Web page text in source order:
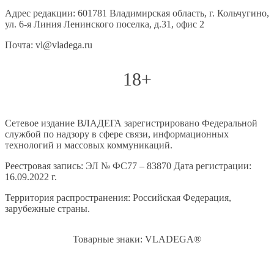
Адрес редакции: 601781 Владимирская область, г. Кольчугино,
ул. 6-я Линия Ленинского поселка, д.31, офис 2
Почта: vl@vladega.ru
18+
Сетевое издание ВЛАДЕГА зарегистрировано Федеральной
службой по надзору в сфере связи, информационных
технологий и массовых коммуникаций.
Реестровая запись: ЭЛ № ФС77 – 83870 Дата регистрации:
16.09.2022 г.
Территория распространения: Российская Федерация,
зарубежные страны.
Товарные знаки: VLADEGA®